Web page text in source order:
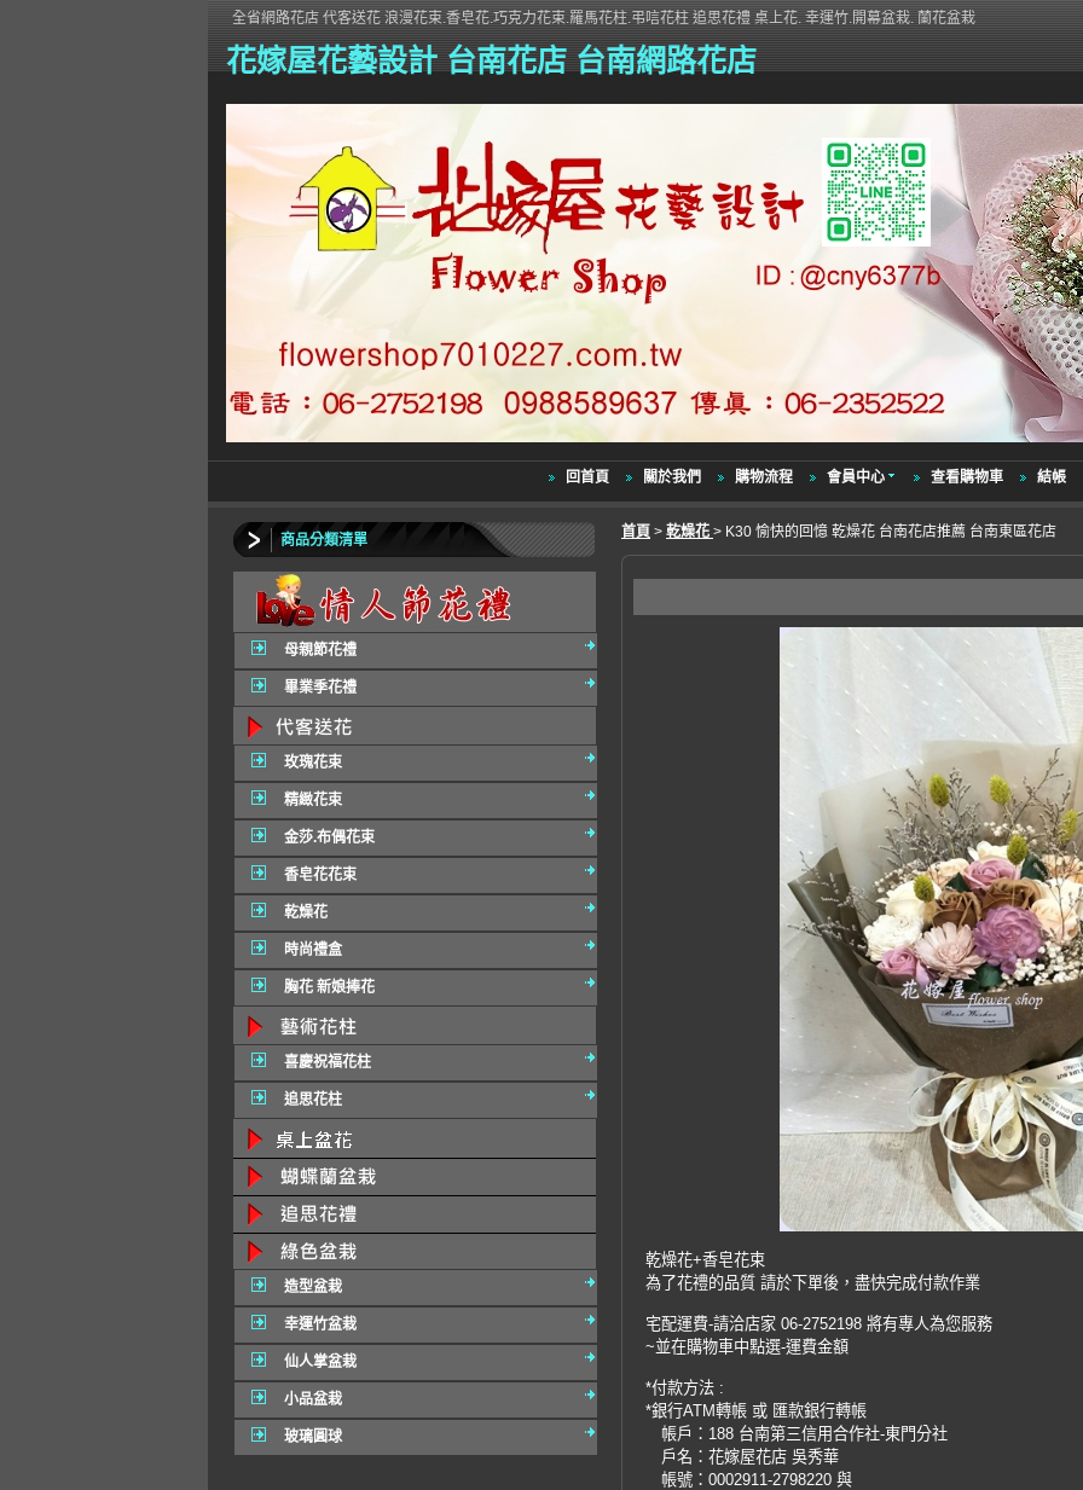
花嫁屋花藝設計 台南花店 台南網路花店
全省網路花店 代客送花 浪漫花束.香皂花.巧克力花束.羅馬花柱.弔唁花柱 追思花禮 桌上花. 幸運竹.開幕盆栽. 蘭花盆栽
回首頁 關於我們 購物流程 會員中心 查看購物車 結帳
商品分類清單
母親節花禮
畢業季花禮
玫瑰花束
精緻花束
金莎.布偶花束
香皂花花束
乾燥花
時尚禮盒
胸花 新娘捧花
喜慶祝福花柱
追思花柱
造型盆栽
幸運竹盆栽
仙人掌盆栽
小品盆栽
玻璃圓球
首頁 > 乾燥花 > K30 愉快的回憶 乾燥花 台南花店推薦 台南東區花店
乾燥花+香皂花束
為了花禮的品質 請於下單後，盡快完成付款作業
宅配運費-請洽店家 06-2752198 將有專人為您服務
~並在購物車中點選-運費金額
*付款方法 :
*銀行ATM轉帳 或 匯款銀行轉帳
帳戶：188 台南第三信用合作社-東門分社
戶名：花嫁屋花店 吳秀華
帳號：0002911-2798220 與